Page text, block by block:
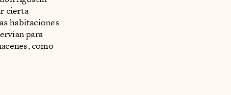
cierta
habitaciones
para
como